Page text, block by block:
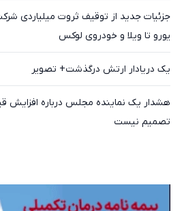
جزئیات جدید از توقیف ثروت میلیاردی
یورو تا ویلا و خودروی لوکس
یک دریادار ارتش درگذشت+ تصویر
هشدار یک نماینده مجلس درباره افزایش
تصمیم نیست